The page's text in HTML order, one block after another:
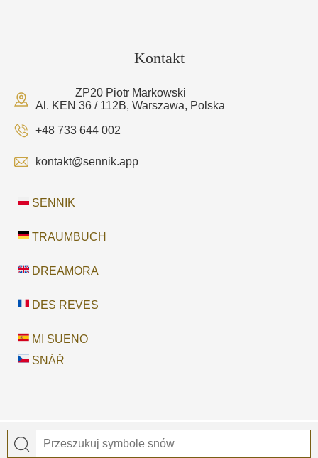
Kontakt
ZP20 Piotr Markowski
Al. KEN 36 / 112B, Warszawa, Polska
+48 733 644 002
kontakt@sennik.app
SENNIK
TRAUMBUCH
DREAMORA
DES REVES
MI SUENO
SNÁŘ
© 2026